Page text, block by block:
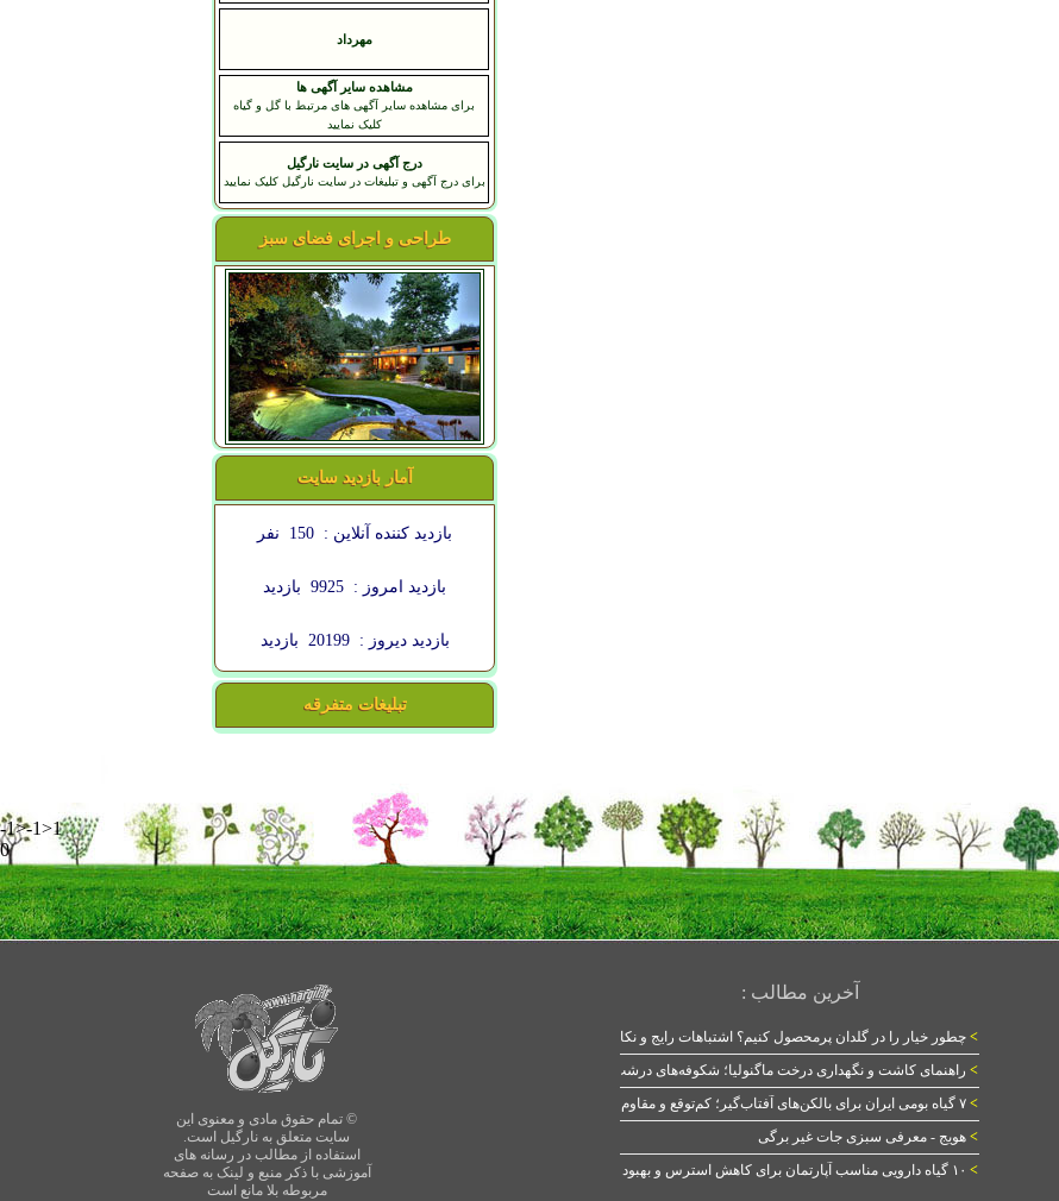
مهرداد
مشاهده سایر آگهی ها
برای مشاهده سایر آگهی های مرتبط با گل و گیاه
کلیک نمایید
درج آگهی در سایت نارگیل
برای درج آگهی و تبلیغات در سایت نارگیل کلیک نمایید
طراحی و اجرای فضای سبز
آمار بازدید سایت
بازدید کننده آنلاین : 150 نفر
بازدید امروز : 9925 بازدید
بازدید دیروز : 20199 بازدید
تبلیغات متفرقه
-1>-1>1
0
© تمام حقوق مادی و معنوی این
سایت متعلق به نارگیل است.
استفاده از مطالب در رسانه های
آموزشی با ذکر منبع و لینک به صفحه
مربوطه بلا مانع است
آخرین مطالب :
> چطور خیار را در گلدان پرمحصول کنیم؟ اشتباهات رایج و نکات طلایی
> راهنمای کاشت و نگهداری درخت ماگنولیا؛ شکوفه‌های درشت در بهار
> ۷ گیاه بومی ایران برای بالکن‌های آفتاب‌گیر؛ کم‌توقع و مقاوم
> هویج - معرفی سبزی جات غیر برگی
> ۱۰ گیاه دارویی مناسب آپارتمان برای کاهش استرس و بهبود خواب